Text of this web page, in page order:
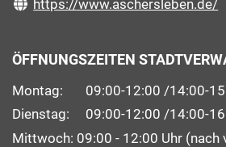
https://www.aschersleben.de/
ÖFFNUNGSZEITEN
Montag: 09:00-12:00 /14:00-
Dienstag: 09:00-12:00 /14:00-
Mittwoch: 09:00 - 12:00 Uhr (nach